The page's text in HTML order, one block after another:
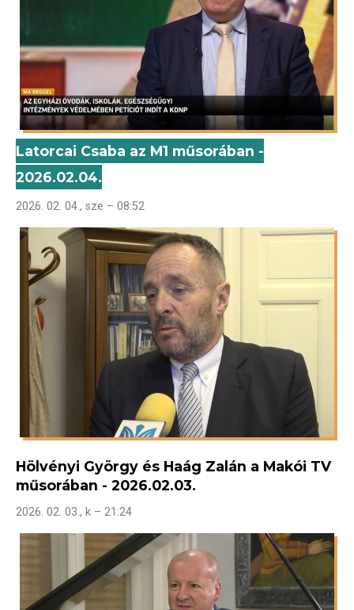
Latorcai Csaba az M1 műsorában -
2026.02.04.
2026. 02. 04., sze – 08:52
Hölvényi György és Haág Zalán a Makói TV
műsorában - 2026.02.03.
2026. 02. 03., k – 21:24